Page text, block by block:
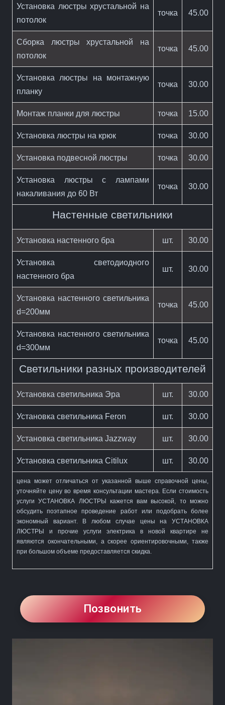
Установка люстры хрустальной на
потолок
точка 45.00
Сборка люстры хрустальной на
потолок
точка 45.00
Установка люстры на монтажную
планку
точка 30.00
Монтаж планки для люстры точка 15.00
Установка люстры на крюк точка 30.00
Установка подвесной люстры точка 30.00
Установка люстры с лампами
накаливания до 60 Вт
точка 30.00
Настенные светильники
Установка настенного бра шт. 30.00
Установка светодиодного
настенного бра
шт. 30.00
Установка настенного светильника
d=200мм
точка 45.00
Установка настенного светильника
d=300мм
точка 45.00
Светильники разных производителей
Установка светильника Эра шт. 30.00
Установка светильника Feron шт. 30.00
Установка светильника Jazzway шт. 30.00
Установка светильника Citilux шт. 30.00
цена может отличаться от указанной выше справочной цены,
уточняйте цену во время консультации мастера. Если стоимость
услугиУСТАНОВКА ЛЮСТРЫ
кажется вам высокой, то можно
обсудить поэтапное проведение работ или подобрать более
экономный вариант. В любом случае цены на УСТАНОВКА
ЛЮСТРЫ
и прочие услуги электрика в новой квартире не
являются окончательными, а скорее ориентировочными, также
при большом объеме предоставляется скидка.
Позвонить